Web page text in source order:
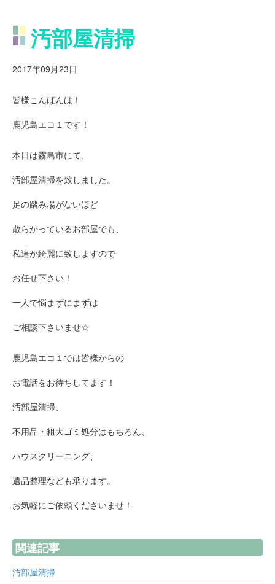
汚部屋清掃
2017年09月23日
皆様こんばんは！
鹿児島エコ１です！
本日は霧島市にて、
汚部屋清掃を致しました。
足の踏み場がないほど
散らかっているお部屋でも、
私達が綺麗に致しますので
お任せ下さい！
一人で悩まずにまずは
ご相談下さいませ☆
鹿児島エコ１では皆様からの
お電話をお待ちしてます！
汚部屋清掃、
不用品・粗大ゴミ処分はもちろん、
ハウスクリーニング、
遺品整理なども承ります。
お気軽にご依頼くださいませ！
関連記事
汚部屋清掃